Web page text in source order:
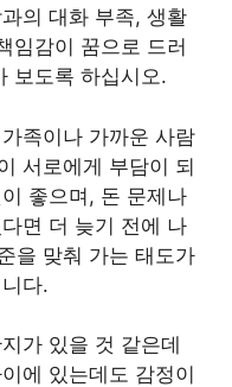
의 대화 부족, 생활
임감이 꿈으로 드러
보도록 하십시오.
족이나 가까운 사람
서로에게 부담이 되
좋으며, 돈 문제나
면 더 늦기 전에 나
을 맞춰 가는 태도가
다.
가 있을 것 같은데
에 있는데도 감정이